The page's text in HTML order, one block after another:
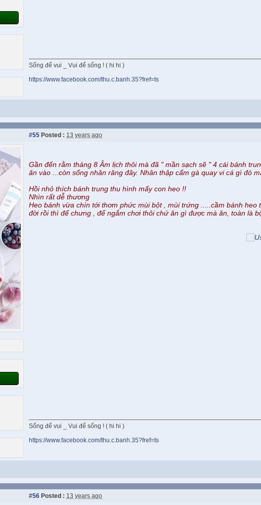
Sống để vui _ Vui để sống ! ( hi hi )
https://www.facebook.com/thu.c.banh.35?fref=ts
#55 Posted : 13 years ago
Gần đến rằm tháng 8 Âm lịch thôi mà đã " mần sạch sẽ " 4 cái bánh
ăn vào ...còn sống nhăn răng đây. Nhân thập cẩm gà quay vi cá gì đó
Hồi nhỏ thích bánh trung thu hình mấy con heo !!
Nhìn rất dễ thương
Heo bánh vừa chín tới thơm phức mùi bột , mùi trứng .....cầm bánh
đời rồi thì để chưng , để ngắm chơi thôi chứ ăn gì được mà ăn, toàn là
Sống để vui _ Vui để sống ! ( hi hi )
https://www.facebook.com/thu.c.banh.35?fref=ts
#56 Posted : 13 years ago